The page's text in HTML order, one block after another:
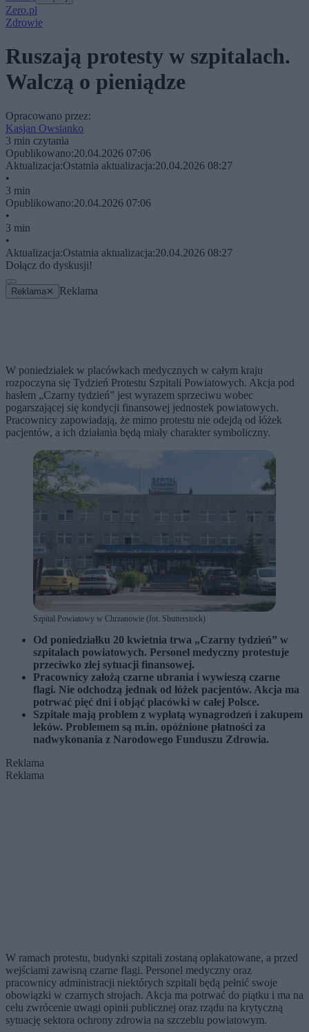
Zero.pl
Zdrowie
Ruszają protesty w szpitalach.
Walczą o pieniądze
Opracowano przez:
Kasjan Owsianko
3 min czytania
Opublikowano:20.04.2026 07:06
Aktualizacja:Ostatnia aktualizacja:20.04.2026 08:27
•
3 min
Opublikowano:20.04.2026 07:06
•
3 min
•
Aktualizacja:Ostatnia aktualizacja:20.04.2026 08:27
Dołącz do dyskusji!
Reklama ✕ Reklama
W poniedziałek w placówkach medycznych w całym kraju
rozpoczyna się Tydzień Protestu Szpitali Powiatowych. Akcja pod
hasłem „Czarny tydzień” jest wyrazem sprzeciwu wobec
pogarszającej się kondycji finansowej jednostek powiatowych.
Pracownicy zapowiadają, że mimo protestu nie odejdą od łóżek
pacjentów, a ich działania będą miały charakter symboliczny.
Szpital Powiatowy w Chrzanowie (fot. Shutterstock)
Od poniedziałku 20 kwietnia trwa „Czarny tydzień” w
szpitalach powiatowych. Personel medyczny protestuje
przeciwko złej sytuacji finansowej.
Pracownicy założą czarne ubrania i wywieszą czarne
flagi. Nie odchodzą jednak od łóżek pacjentów. Akcja ma
potrwać pięć dni i objąć placówki w całej Polsce.
Szpitale mają problem z wypłatą wynagrodzeń i zakupem
leków. Problemem są m.in. opóźnione płatności za
nadwykonania z Narodowego Funduszu Zdrowia.
Reklama
Reklama
W ramach protestu, budynki szpitali zostaną oplakatowane, a przed
wejściami zawisną czarne flagi. Personel medyczny oraz
pracownicy administracji niektórych szpitali będą pełnić swoje
obowiązki w czarnych strojach. Akcja ma potrwać do piątku i ma na
celu zwrócenie uwagi opinii publicznej oraz rządu na krytyczną
sytuację sektora ochrony zdrowia na szczeblu powiatowym.